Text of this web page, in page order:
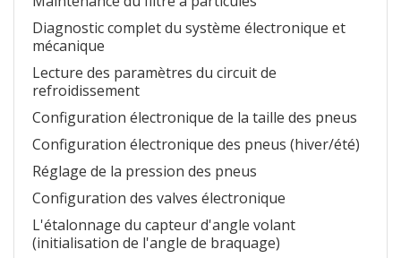
Diagnostic complet du système électronique et
mécanique
Lecture des paramètres du circuit de
refroidissement
Configuration électronique de la taille des pneus
Configuration électronique des pneus (hiver/été)
Réglage de la pression des pneus
Configuration des valves électronique
L'étalonnage du capteur d'angle volant
(initialisation de l'angle de braquage)